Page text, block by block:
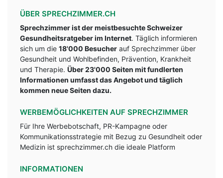
ÜBER SPRECHZIMMER.CH
Sprechzimmer ist der meistbesuchte Schweizer
Gesundheitsratgeber im Internet. Täglich informieren
sich um die 18'000 Besucher auf Sprechzimmer über
Gesundheit und Wohlbefinden, Prävention, Krankheit
und Therapie. Über 23'000 Seiten mit fundlerten
Informationen umfasst das Angebot und täglich
kommen neue Seiten dazu.
WERBEMÖGLICHKEITEN AUF SPRECHZIMMER
Für Ihre Werbebotschaft, PR-Kampagne oder
Kommunikationsstrategie mit Bezug zu Gesundheit oder
Medizin ist sprechzimmer.ch die ideale Platform
INFORMATIONEN